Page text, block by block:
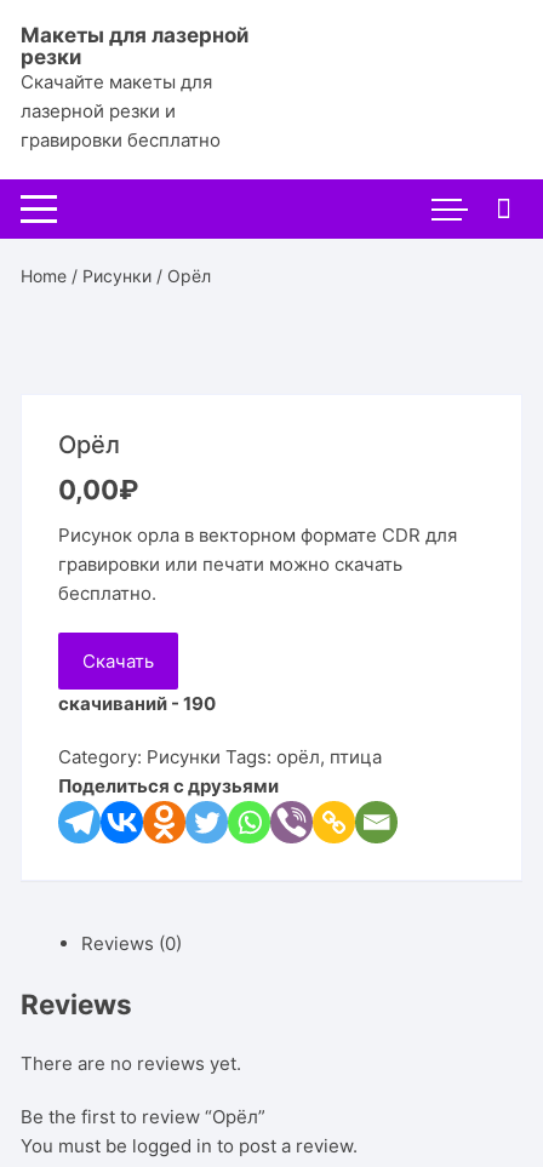
содержимому
Макеты для лазерной
резки
Скачайте макеты для
лазерной резки и
гравировки бесплатно
Home / Рисунки / Орёл
Орёл
0,00₽
Рисунок орла в векторном формате CDR для
гравировки или печати можно скачать
бесплатно.
Скачать
скачиваний - 190
Category: Рисунки Tags:орёл, птица
Поделиться с друзьями
Reviews (0)
Reviews
There are no reviews yet.
Be the first to review “Орёл”
You must be logged in to post a review.